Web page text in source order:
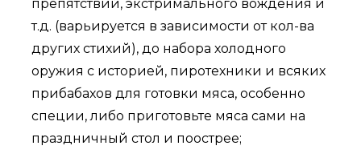
препятствий, экстримального вождения и
т.д. (варьируется в зависимости от кол-ва
других стихий), до набора холодного
оружия с историей, пиротехники и всяких
прибабахов для готовки мяса, особенно
специи, либо приготовьте мяса сами на
праздничный стол и поострее;